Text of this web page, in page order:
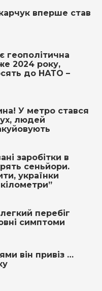
вперше став
геополітична
2024 року,
до НАТО –
У метро стався
людей
заробітки в
сеньйори.
українки
перебіг
симптоми
він привіз …